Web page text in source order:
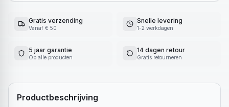
Gratis verzending
Vanaf € 50
Snelle levering
1-2 werkdagen
5 jaar garantie
Op alle producten
14 dagen retour
Gratis retourneren
Productbeschrijving